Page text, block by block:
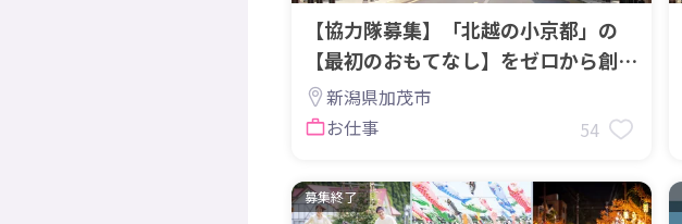
【協力隊募集】「北越の小京都」の
【最初のおもてなし】をゼロから創る
観光プロデューサー募集
新潟県加茂市
お仕事
54
募集終了